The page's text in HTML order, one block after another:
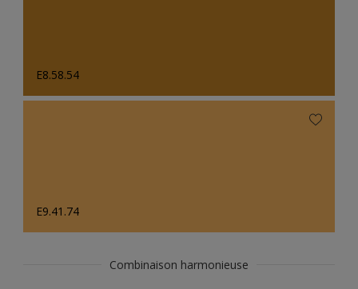
E8.58.54
E9.41.74
Combinaison harmonieuse